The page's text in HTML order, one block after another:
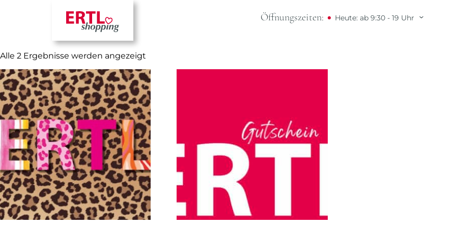
Öffnungszeiten: Heute: ab 9:30 - 19 Uhr
Alle 2 Ergebnisse werden angezeigt